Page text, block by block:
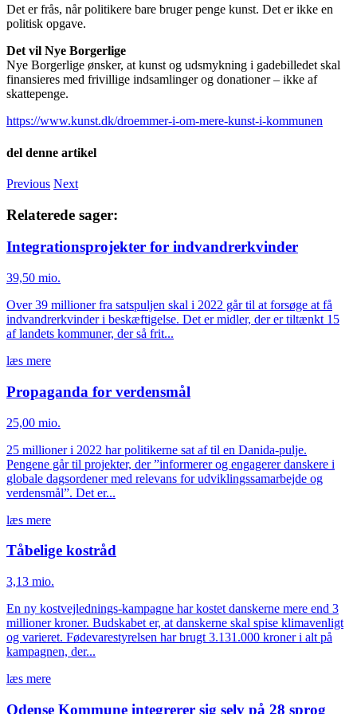
Det er frås, når politikere bare bruger penge kunst. Det er ikke en
politisk opgave.
Det vil Nye Borgerlige
Nye Borgerlige ønsker, at kunst og udsmykning i gadebilledet skal
finansieres med frivillige indsamlinger og donationer – ikke af
skattepenge.
https://www.kunst.dk/droemmer-i-om-mere-kunst-i-kommunen
del denne artikel
Facebook
Twitter
LinkedIn
E-
Previous Next
Relaterede sager:
Integrationsprojekter for indvandrerkvinder
39,50 mio.
Over 39 millioner fra satspuljen skal i 2022 går til at forsøge at få
indvandrerkvinder i beskæftigelse. Det er midler, der er tiltænkt 15
af landets kommuner, der så frit...
læs mere
Propaganda for verdensmål
25,00 mio.
25 millioner i 2022 har politikerne sat af til en Danida-pulje.
Pengene går til projekter, der ”informerer og engagerer danskere i
globale dagsordener med relevans for udviklingssamarbejde og
verdensmål”. Det er...
læs mere
Tåbelige kostråd
3,13 mio.
En ny kostvejlednings-kampagne har kostet danskerne mere end 3
millioner kroner. Budskabet er, at danskerne skal spise klimavenligt
og varieret. Fødevarestyrelsen har brugt 3.131.000 kroner i alt på
kampagnen, der...
læs mere
Odense Kommune integrerer sig selv på 28 sprog